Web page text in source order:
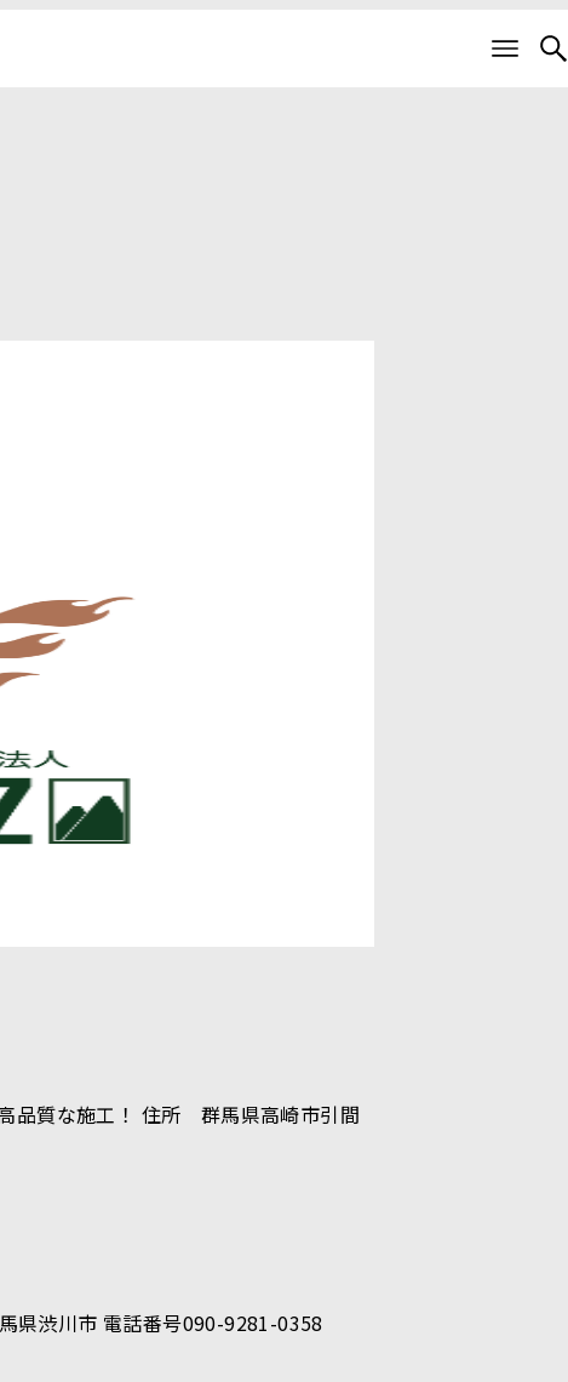
品質な施工！ 住所 群馬県高崎市引間
県渋川市 電話番号090-9281-0358